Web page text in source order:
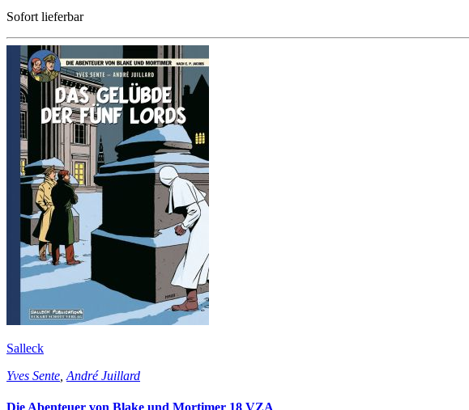
Sofort lieferbar
Salleck
Yves Sente André Juillard
Die Abenteuer von Blake und Mortimer 18 VZA